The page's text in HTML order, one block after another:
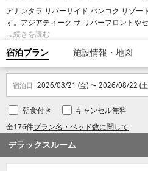
アナンタラ リバーサイド バンコク リゾー
す。アジアティーク ザ リバーフロントや
ません。 この高級ホテルは、アイコンサ
km の場所にあります。
続きを読む
宿泊プラン 施設情報・地図
宿泊日 2026/08/21 (金) 〜 2026/08/22 (土
全176件プラン名・ベッド数に関して
朝食付き キャンセル無料
デラックスルーム